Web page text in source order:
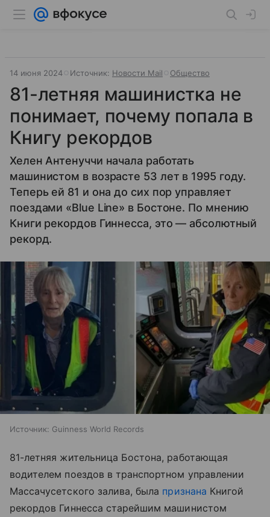
14 июня 2024 Источник: Новости Mail Общество
81-летняя машинистка не
понимает, почему попала в
Книгу рекордов
Хелен Антенуччи начала работать
машинистом в возрасте 53 лет в 1995 году.
Теперь ей 81 и она до сих пор управляет
поездами «Blue Line» в Бостоне. По мнению
Книги рекордов Гиннесса, это — абсолютный
рекорд.
Источник: Guinness World Records
81-летняя жительница Бостона, работающая
водителем поездов в транспортном управлении
Массачусетского залива, была признана Книгой
рекордов Гиннесса старейшим машинистом